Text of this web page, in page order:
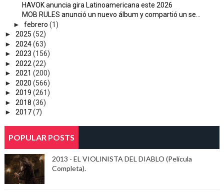
HAVOK anuncia gira Latinoamericana este 2026
MOB RULES anunció un nuevo álbum y compartió un se...
► febrero (1)
► 2025 (52)
► 2024(63)
► 2023 (156)
► 2022 (22)
► 2021 (200)
► 2020 (566)
► 2019 (261)
► 2018 (36)
► 2017(7)
POPULAR POSTS
2013 - EL VIOLINISTA DEL DIABLO (Película
Completa).